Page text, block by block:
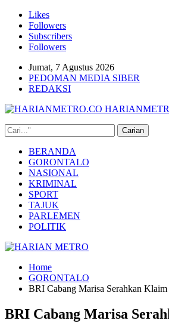
Likes
Followers
Subscribers
Followers
Jumat, 7 Agustus 2026
PEDOMAN MEDIA SIBER
REDAKSI
BERANDA
GORONTALO
NASIONAL
KRIMINAL
SPORT
TAJUK
PARLEMEN
POLITIK
Home
GORONTALO
BRI Cabang Marisa Serahkan
BRI Cabang Marisa